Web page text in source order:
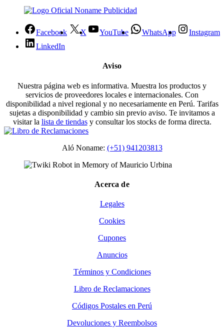
Facebook X YouTube WhatsApp
Instagram
LinkedIn
Aviso
Nuestra página web es informativa. Muestra los productos y
servicios de proveedores locales e internacionales. Con
disponibilidad a nivel regional y no necesariamente en Perú. Tarifas
sujetas a disponibilidad y cambio sin previo aviso. Te invitamos a
visitar la lista de tiendasy consultar los stocks de forma directa.
Aló Noname: (+51) 941203813
Acerca de
Legales
Cookies
Cupones
Anuncios
Términos y Condiciones
Libro de Reclamaciones
Códigos Postales en Perú
Devoluciones y Reembolsos